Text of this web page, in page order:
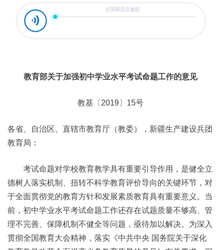
教育部关于加强初中学业水平考试命题工作的意见
教基〔2019〕15号
各省、自治区、直辖市教育厅（教委），新疆生产建设兵团
教育局：
考试命题对学校教育教学具有重要引导作用，是健全立
德树人落实机制、扭转不科学教育评价导向的关键环节，对
于全面贯彻党的教育方针和发展素质教育具有重要意义。当
前，初中学业水平考试命题工作还存在试题质量不够高、管
理不完善、保障机制不健全等问题，亟待加以解决。为深入
贯彻全国教育大会精神，落实《中共中央 国务院关于深化